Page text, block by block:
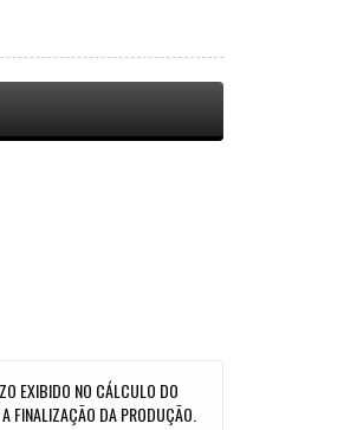
EXIBIDO NO CÁLCULO DO
FINALIZAÇÃO DA PRODUÇÃO.